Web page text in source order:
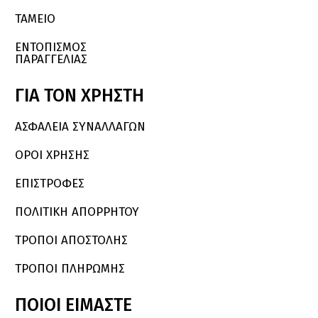
ΤΑΜΕΙΟ
ΕΝΤΟΠΙΣΜΟΣ
ΠΑΡΑΓΓΕΛΙΑΣ
ΓΙΑ ΤΟΝ ΧΡΗΣΤΗ
ΑΣΦΑΛΕΙΑ ΣΥΝΑΛΛΑΓΩΝ
ΟΡΟΙ ΧΡΗΣΗΣ
ΕΠΙΣΤΡΟΦΕΣ
ΠΟΛΙΤΙΚΗ ΑΠΟΡΡΗΤΟΥ
ΤΡΟΠΟΙ ΑΠΟΣΤΟΛΗΣ
ΤΡΟΠΟΙ ΠΛΗΡΩΜΗΣ
ΠΟΙΟΙ ΕΙΜΑΣΤΕ